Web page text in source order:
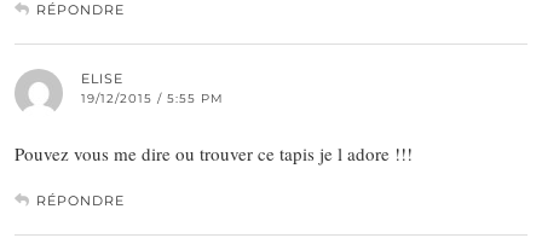
RÉPONDRE
ELISE
19/12/2015 / 5:55 PM
Pouvez vous me dire ou trouver ce tapis je l adore !!!
RÉPONDRE